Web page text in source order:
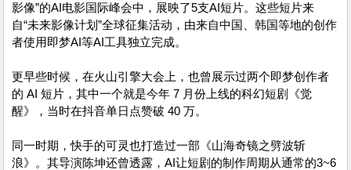
影像”的AI电影国际峰会中，展映了5支AI短片。这些短片来
自“未来影像计划”全球征集活动，由来自中国、韩国等地的创作
者使用即梦AI等AI工具独立完成。
更早些时候，在火山引擎大会上，也曾展示过两个即梦创作者
的 AI 短片，其中一个就是今年 7 月份上线的科幻短剧《觉
醒》，当时在抖音单日点赞破 40 万。
同一时期，快手的可灵也打造过一部《山海奇镜之劈波斩
浪》。其导演陈坤还曾透露，AI让短剧的制作周期从通常的3~6